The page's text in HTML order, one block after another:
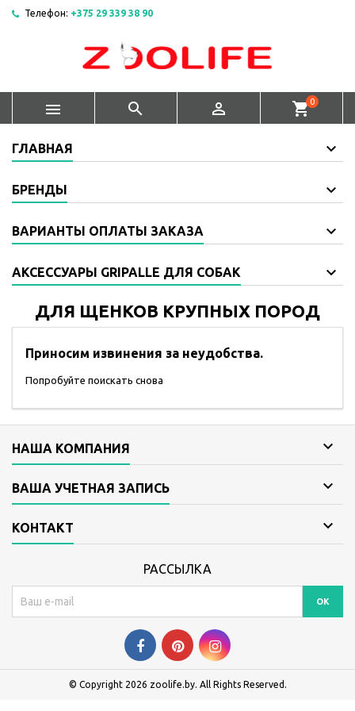
Телефон: +375 29 339 38 90
   shopping_cart0
ГЛАВНАЯ
БРЕНДЫ
ВАРИАНТЫ ОПЛАТЫ ЗАКАЗА
АКСЕССУАРЫ GRIPALLE ДЛЯ СОБАК
ДЛЯ ЩЕНКОВ КРУПНЫХ ПОРОД
Приносим извинения за неудобства.
Попробуйте поискать снова
НАША КОМПАНИЯ 
ВАША УЧЕТНАЯ ЗАПИСЬ 
КОНТАКТ 
РАССЫЛКА
© Copyright 2026 zoolife.by. All Rights Reserved.